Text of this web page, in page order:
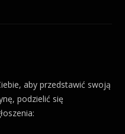
aby przedstawić swoją
podzielić się